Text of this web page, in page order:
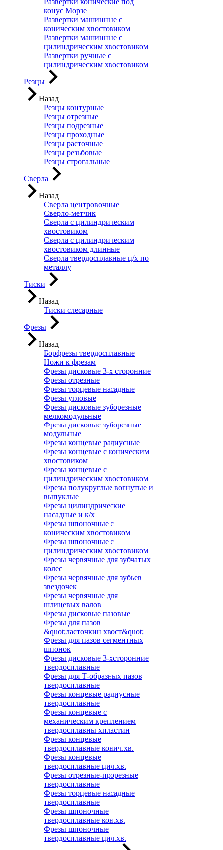
Развертки конические под
конус Морзе
Развертки машинные с
коническим хвостовиком
Развертки машинные с
цилиндрическим хвостовиком
Развертки ручные с
цилиндрическим хвостовиком
Резцы
Назад
Резцы контурные
Резцы отрезные
Резцы подрезные
Резцы проходные
Резцы расточные
Резцы резьбовые
Резцы строгальные
Сверла
Назад
Сверла центровочные
Сверло-метчик
Сверла с цилиндрическим
хвостовиком
Сверла с цилиндрическим
хвостовиком длинные
Сверла твердосплавные ц/х по
металлу
Тиски
Назад
Тиски слесарные
Фрезы
Назад
Борфрезы твердосплавные
Ножи к фрезам
Фрезы дисковые 3-х сторонние
Фрезы отрезные
Фрезы торцевые насадные
Фрезы угловые
Фрезы дисковые зуборезные
мелкомодульные
Фрезы дисковые зуборезные
модульные
Фрезы концевые радиусные
Фрезы концевые с коническим
хвостовиком
Фрезы концевые с
цилиндрическим хвостовиком
Фрезы полукруглые вогнутые и
выпуклые
Фрезы цилиндрические
насадные и к/х
Фрезы шпоночные с
коническим хвостовиком
Фрезы шпоночные с
цилиндрическим хвостовиком
Фрезы червячные для зубчатых
колес
Фрезы червячные для зубьев
звездочек
Фрезы червячные для
шлицевых валов
Фрезы дисковые пазовые
Фрезы для пазов
&quot;ласточкин хвост&quot;
Фрезы для пазов сегментных
шпонок
Фрезы дисковые 3-хсторонние
твердосплавные
Фрезы для Т-образных пазов
твердосплавные
Фрезы концевые радиусные
твердосплавные
Фрезы концевые с
механическим креплением
твердосплавны хпластин
Фрезы концевые
твердосплавные конич.хв.
Фрезы концевые
твердосплавные цил.хв.
Фрезы отрезные-прорезные
твердосплавные
Фрезы торцевые насадные
твердосплавные
Фрезы шпоночные
твердосплавные кон.хв.
Фрезы шпоночные
твердосплавные цил.хв.